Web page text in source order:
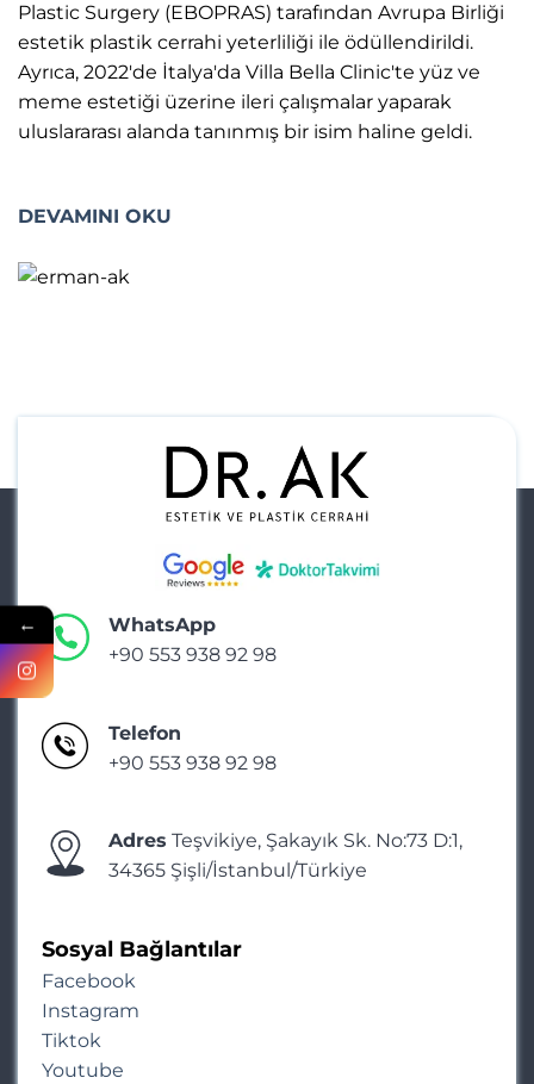
Plastic Surgery (EBOPRAS) tarafından Avrupa Birliği
estetik plastik cerrahi yeterliliği ile ödüllendirildi.
Ayrıca, 2022'de İtalya'da Villa Bella Clinic'te yüz ve
meme estetiği üzerine ileri çalışmalar yaparak
uluslararası alanda tanınmış bir isim haline geldi.
DEVAMINI OKU
WhatsApp
+90 553 938 92 98
Telefon
+90 553 938 92 98
Adres Teşvikiye, Şakayık Sk. No:73 D:1,
34365 Şişli/İstanbul/Türkiye
Sosyal Bağlantılar
Facebook
Instagram
Tiktok
Youtube
←